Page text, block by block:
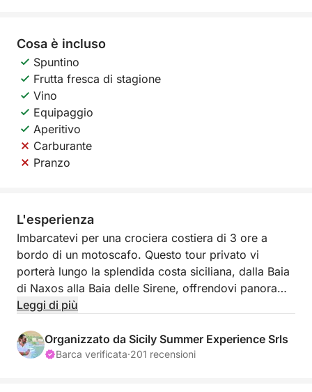
Cosa è incluso
Spuntino
Frutta fresca di stagione
Vino
Equipaggio
Aperitivo
Carburante
Pranzo
L'esperienza
Imbarcatevi per una crociera costiera di 3 ore a
bordo di un motoscafo. Questo tour privato vi
porterà lungo la splendida costa siciliana, dalla Baia
di Naxos alla Baia delle Sirene, offrendovi panorami
mozzafiato e angoli nascosti.
Rilassatevi e godetevi la bellezza del mare mentre
scoprite luoghi pittoreschi come la Grotta
Leggi di più
Organizzato da Sicily Summer Experience Srls
Barca verificata·201 recensioni